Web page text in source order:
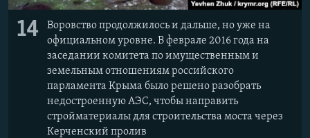
14
Воровство продолжилось и дальше, но уже на
официальном уровне. В феврале 2016 года на
заседании комитета по имущественным и
земельным отношениям российского
парламента Крыма было решено разобрать
недостроенную АЭС, чтобы направить
стройматериалы для строительства моста через
Керченский пролив